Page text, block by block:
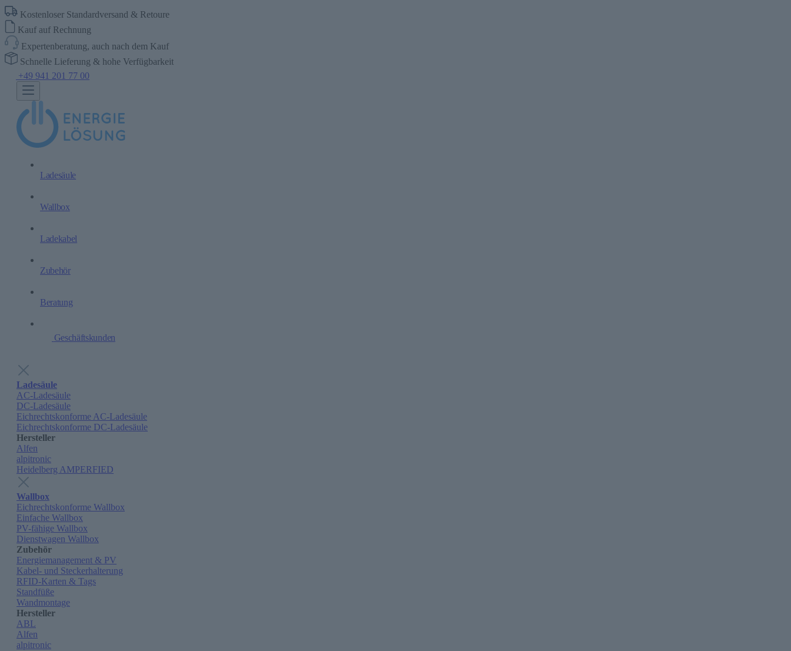
Kostenloser Standardversand & Retoure
Kauf auf Rechnung
Expertenberatung, auch nach dem Kauf
Schnelle Lieferung & hohe Verfügbarkeit
+49 941 201 77 00
Ladesäule
Wallbox
Ladekabel
Zubehör
Beratung
Geschäftskunden
Ladesäule
AC-Ladesäule
DC-Ladesäule
Eichrechtskonforme AC-Ladesäule
Eichrechtskonforme DC-Ladesäule
Hersteller
Alfen
alpitronic
Heidelberg AMPERFIED
Wallbox
Eichrechtskonforme Wallbox
Einfache Wallbox
PV-fähige Wallbox
Dienstwagen Wallbox
Zubehör
Energiemanagement & PV
Kabel- und Steckerhalterung
RFID-Karten & Tags
Standfüße
Wandmontage
Hersteller
ABL
Alfen
alpitronic